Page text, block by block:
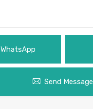
WhatsApp
Send Message